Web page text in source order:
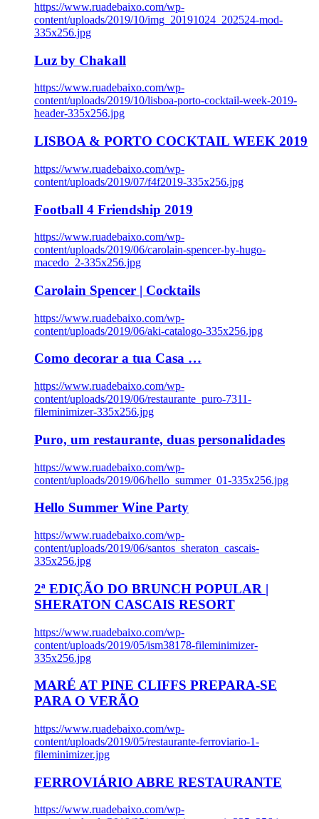
https://www.ruadebaixo.com/wp-
content/uploads/2019/10/img_20191024_202524-mod-
335x256.jpg
Luz by Chakall
https://www.ruadebaixo.com/wp-
content/uploads/2019/10/lisboa-porto-cocktail-week-2019-
header-335x256.jpg
LISBOA & PORTO COCKTAIL WEEK 2019
https://www.ruadebaixo.com/wp-
content/uploads/2019/07/f4f2019-335x256.jpg
Football 4 Friendship 2019
https://www.ruadebaixo.com/wp-
content/uploads/2019/06/carolain-spencer-by-hugo-
macedo_2-335x256.jpg
Carolain Spencer | Cocktails
https://www.ruadebaixo.com/wp-
content/uploads/2019/06/aki-catalogo-335x256.jpg
Como decorar a tua Casa …
https://www.ruadebaixo.com/wp-
content/uploads/2019/06/restaurante_puro-7311-
fileminimizer-335x256.jpg
Puro, um restaurante, duas personalidades
https://www.ruadebaixo.com/wp-
content/uploads/2019/06/hello_summer_01-335x256.jpg
Hello Summer Wine Party
https://www.ruadebaixo.com/wp-
content/uploads/2019/06/santos_sheraton_cascais-
335x256.jpg
2ª EDIÇÃO DO BRUNCH POPULAR |
SHERATON CASCAIS RESORT
https://www.ruadebaixo.com/wp-
content/uploads/2019/05/ism38178-fileminimizer-
335x256.jpg
MARÉ AT PINE CLIFFS PREPARA-SE
PARA O VERÃO
https://www.ruadebaixo.com/wp-
content/uploads/2019/05/restaurante-ferroviario-1-
fileminimizer.jpg
FERROVIÁRIO ABRE RESTAURANTE
https://www.ruadebaixo.com/wp-